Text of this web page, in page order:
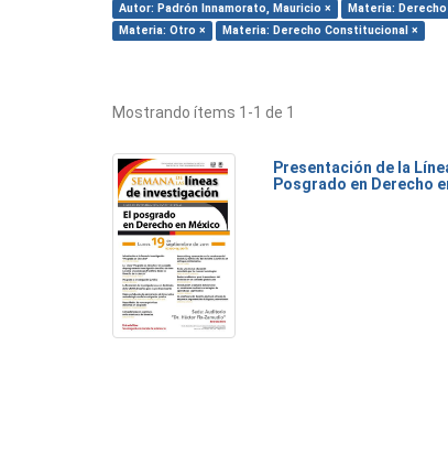
Autor: Padrón Innamorato, Mauricio ×
Materia:
Materia: Otro ×
Materia: Derecho Constitucional ×
Mostrando ítems 1-1 de 1
Presentación de la
Posgrado en Derecho